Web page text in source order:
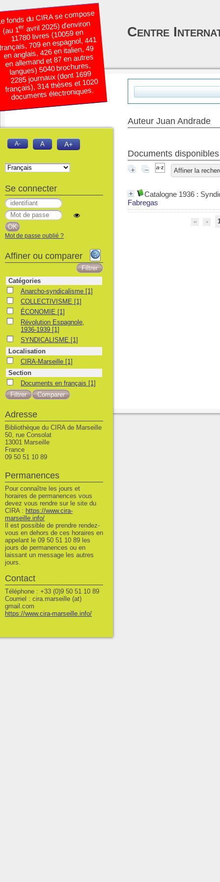
Auteur Juan Andrade
Documents
Affiner la
Catalogne 1936 :
Fabregas
fonds du CIRA se compose
(au 1eravril 2025) d’environ
11780 livres (10059 en
709 en espagnol, 441
en anglais, 426 en italien, 49
en allemand et 87 en autres
langues) 5040 brochures,
2285 journaux (dont 1699
français), 314 thèses et 1020
documents électroniques.
Centre
A- A A+
Se connecter
Mot de passe oublié ?
Affiner ou comparer
Catégories
Anarcho-syndicalisme
Anarcho-syndicalisme [1]
COLLECTIVISME
COLLECTIVISME [1]
ÉCONOMIE
ÉCONOMIE [1]
Révolution Espagnole, 1936-1939
Révolution Espagnole,
1936-1939 [1]
SYNDICALISME
SYNDICALISME [1]
Localisation
CIRA-Marseille
CIRA-Marseille [1]
Section
Documents en français
Documents en français [1]
Adresse
Bibliothèque du CIRA de Marseille
50, rue Consolat
13001 Marseille
France
09 50 51 10 89
Permanences
Pour connaître les jours et
horaires de permanences vous
devez vous rendre sur le site du
CIRA : https://www.cira-
marseille.info/
Il est possible de prendre rendez-
vous en dehors de ces horaires en
appelant le 09 50 51 10 89 les
jours de permanences ou en
laissant un message les autres
jours.
Contact
Téléphone : +33 (0)9 50 51 10 89
Courriel : cira.marseille (at)
gmail.com
https://www.cira-marseille.info/